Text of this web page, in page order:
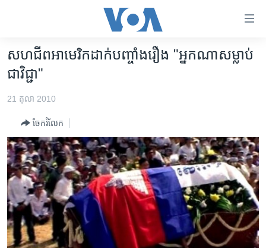
គេហទំព័រ​
ទាក់ទង
និង​
ទំព័រ​
ព័ត៌មាន​​
តែ​
ម្តង
រំលង​
និង​
ចូល​
ទៅ​
កម្ពុជា
អន្តរជាតិ
អាមេរិក
ចិន
ហេឡូវីអូអេ
កម្ពុជាច្នៃប្រតិដ្ឋ
ព្រឹត្តិការណ៍ព័ត៌មាន
ទូរទស្សន៍ / វីដេអូ​
វិទ្យុ / ផតខាសថ៍
សហជីព​​អាមេរិក​ដាក់​បញ្ចាំង​រឿង "អ្នកណា​សម្លាប់​
ជា​វិជ្ជា"​
21 តុលា 2010
ចែករំលែក